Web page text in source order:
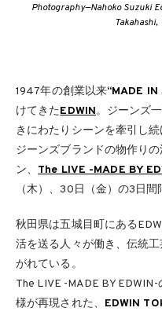
Photography—Nahoko Suzuki
1947年の創業以来“MADE IN
けてきたEDWIN。ジーンズ
きにわたりシーンを牽引し
ジーンズブランドの物作り
ン、 The LIVE -MADE BY
（木）、30日（金）の3日間
秋田県は五城目町にある
活を送る人々が働き、伝統
がれている。
The LIVE -MADE BY
様が再現された、 EDWIN